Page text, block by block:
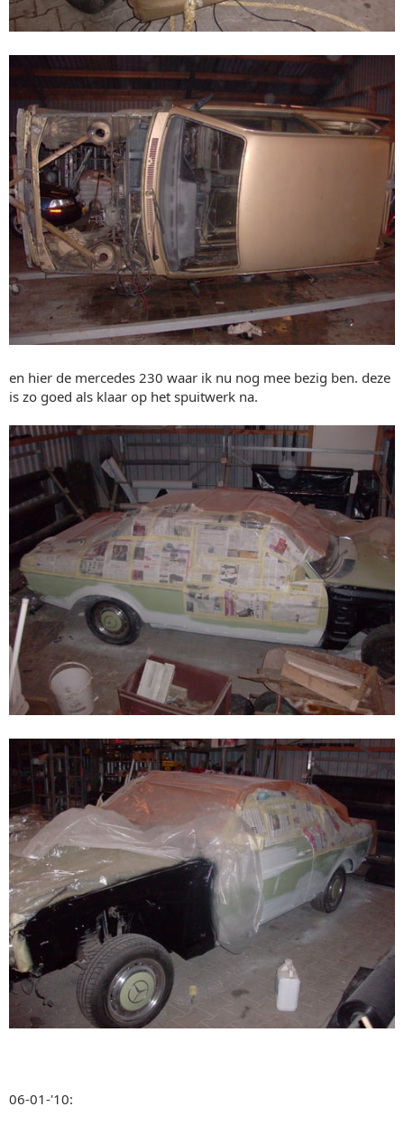
en hier de mercedes 230 waar ik nu nog mee bezig ben. deze
is zo goed als klaar op het spuitwerk na.
06-01-'10: